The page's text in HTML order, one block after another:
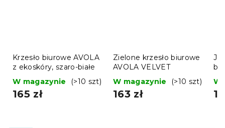
Krzesło biurowe AVOLA
z ekoskóry, szaro-białe
W magazynie
(>10 szt)
165 zł
Zielone krzesło biurowe
AVOLA VELVET
W magazynie
(>10 szt)
163 zł
W